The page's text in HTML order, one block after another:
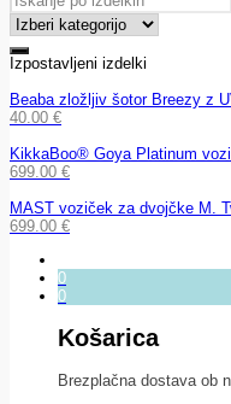
Izpostavljeni izdelki
Beaba zložljiv šotor Breezy z
40.00 €
KikkaBoo® Goya Platinum
699.00 €
MAST voziček za dvojčke M.
699.00 €
0
0
Košarica
Brezplačna dostava ob